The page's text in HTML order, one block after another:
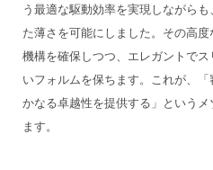
う最適な駆動効率を実現しながら
た薄さを可能にしました。その高
機構を確保しつつ、エレガントで
いフォルムを保ちます。これが、
かなる卓越性を提供する」という
ます。